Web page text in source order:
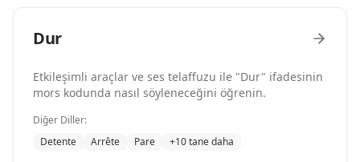
Dur
Etkileşimli araçlar ve ses telaffuzu ile "Dur" ifadesinin
mors kodunda nasıl söyleneceğini öğrenin.
Diğer Diller:
Detente
Arrête Pare +10 tane daha